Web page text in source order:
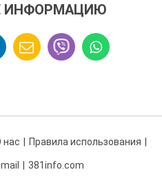
ИНФОРМАЦИЮ
нас Правила использования
381info.com